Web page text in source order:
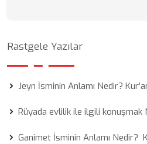
Rastgele Yazılar
Jeyn İsminin Anlamı Nedir?
Rüyada evlilik ile ilgili konuşmak
Ganimet İsminin Anlamı Nedir?